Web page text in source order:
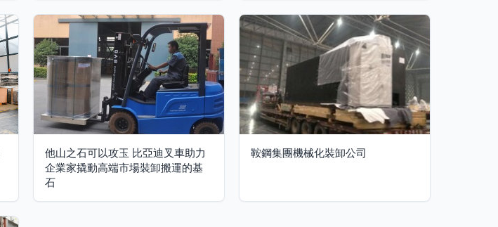
他山之石可以攻玉 比亞迪叉車助力
企業家撬動高端市場裝卸搬運的基
石
鞍鋼集團機械化裝卸公司